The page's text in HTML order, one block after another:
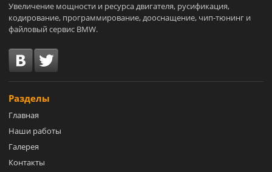
Увеличение мощности и ресурса двигателя, русификация,
кодирование, программирование, дооснащение, чип-тюнинг и
файловый сервис BMW.
Разделы
Главная
Наши работы
Галерея
Контакты